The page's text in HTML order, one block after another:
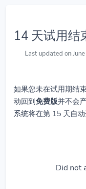
14 天试用结
Last updated on
如果您未在试用期结
动回到免费版并不会
系统将在第 15 天自动
Did not